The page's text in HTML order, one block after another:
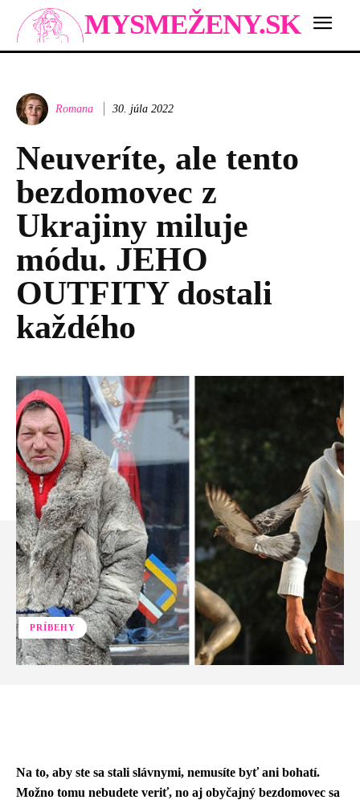
MYSMEŽENY.SK
Romana 30. júla 2022
Neuveríte, ale tento
bezdomovec z
Ukrajiny miluje
módu. JEHO
OUTFITY dostali
každého
PRÍBEHY
Na to, aby ste sa stali slávnymi, nemusíte byť ani bohatí.
Možno tomu nebudete veriť, no aj obyčajný bezdomovec sa